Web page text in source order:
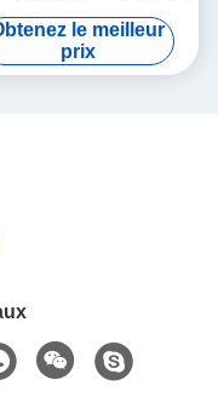
machine de placement
dépose SMT YS12 /
YS24 / YG12F
le meilleur
prix